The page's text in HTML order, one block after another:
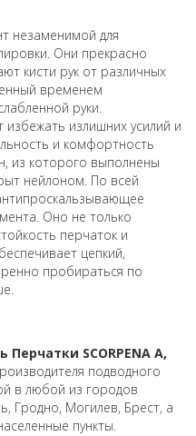
незаменимой для
Они прекрасно
кисти рук от различных
временем
руки.
излишних усилий и
и комфортность
из которого выполнены
нейлоном. По всей
Оно не только
перчаток и
цепкий,
пробираться по
Перчатки SCORPENA A,
подводного
в любой из городов
Гродно, Могилев, Брест, а
пункты.